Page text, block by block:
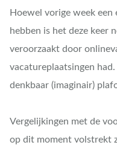
Hoewel vorige week
hebben is het deze keer
veroorzaakt door
vacatureplaatsingen
denkbaar (imaginair)
Vergelijkingen met de
op dit moment volstrekt